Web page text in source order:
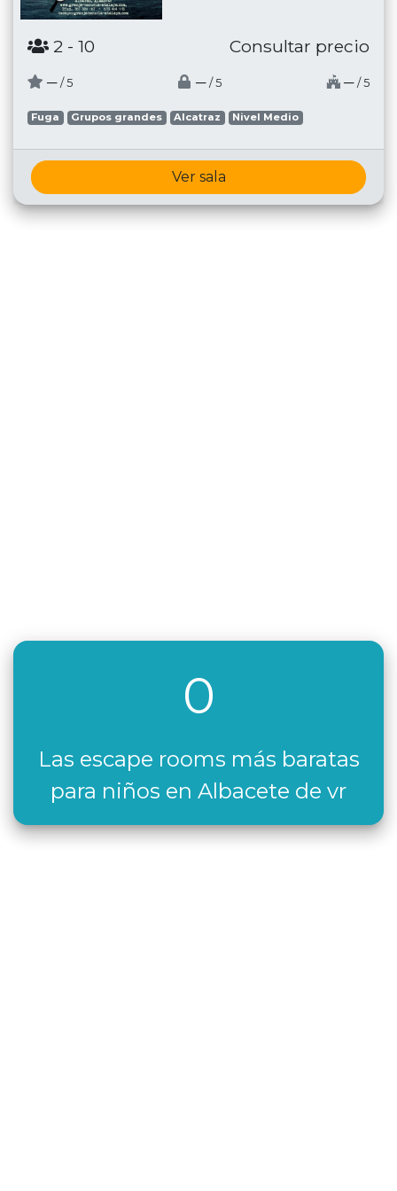
2 - 10 Consultar precio
─ / 5 ─ / 5 ─ / 5
Fuga Grupos grandes Alcatraz Nivel Medio
Ver sala
0
Las escape rooms más baratas
para niños en Albacete de vr